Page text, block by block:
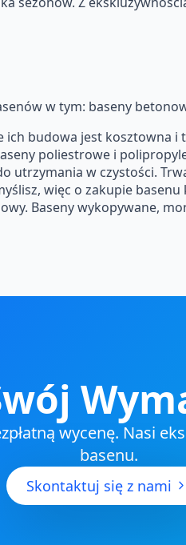
w tym: baseny
budowa jest kosztowna
poliestrowe i
utrzymania w czystości.
więc o zakupie
Baseny wykopywane,
wycenę. Nasi
basenu.
Skontaktuj się z nami